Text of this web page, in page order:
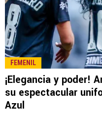
FEMENIL
¡Elegancia y poder!
su espectacular
Azul